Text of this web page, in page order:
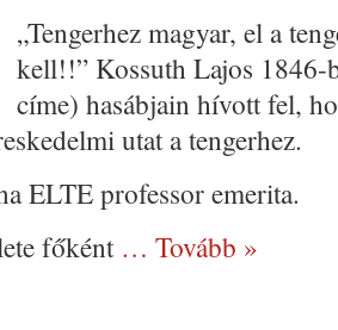
„Tengerhez magyar, el a
kell!!” Kossuth Lajos 1846-
címe) hasábjain hívott fel,
utat a tengerhez.
ELTE professor emerita.
főként … Tovább »